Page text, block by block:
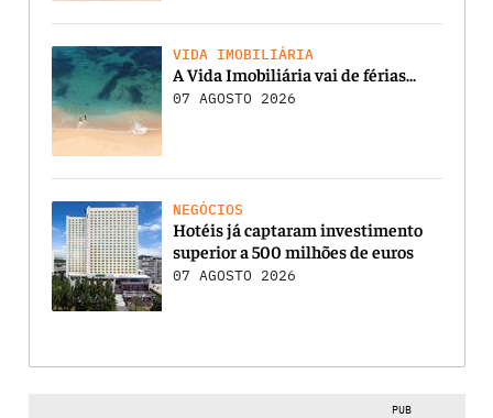
VIDA IMOBILIÁRIA
A Vida Imobiliária vai de férias…
07 AGOSTO 2026
NEGÓCIOS
Hotéis já captaram investimento
superior a 500 milhões de euros
07 AGOSTO 2026
PUB